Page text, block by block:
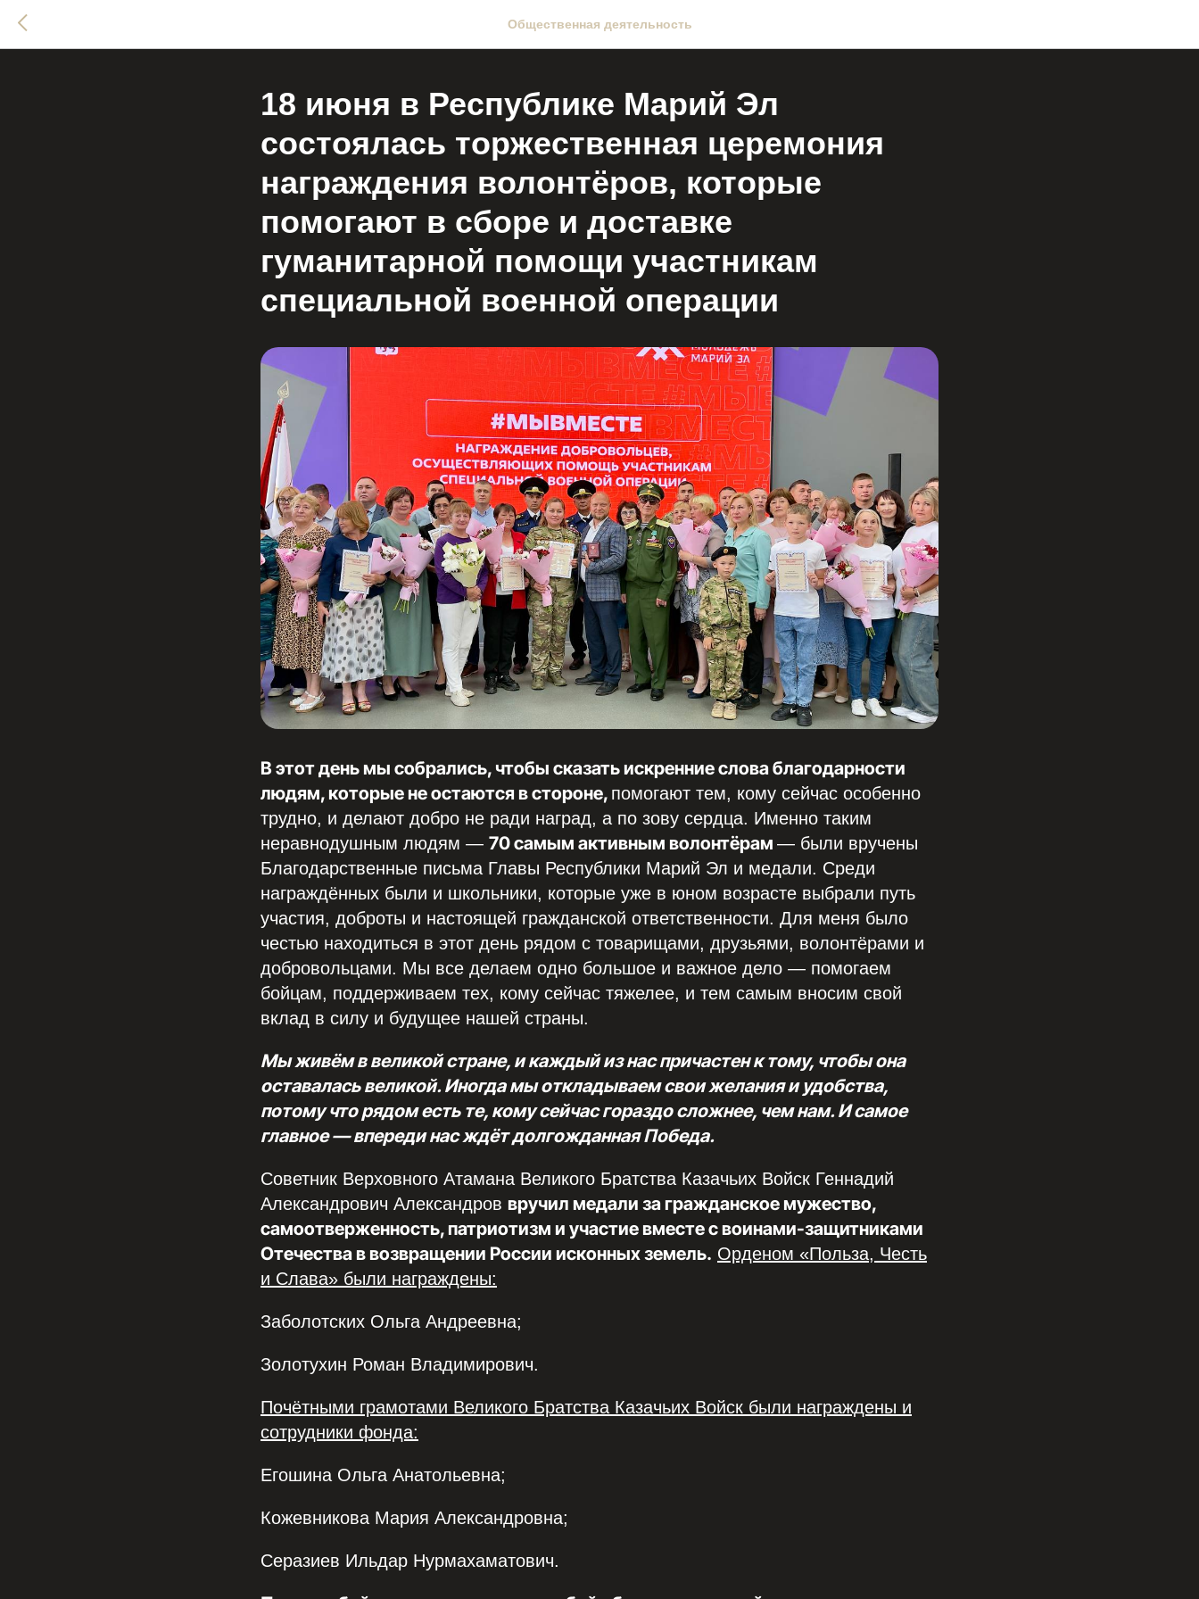
Общественная деятельность
18 июня в Республике Марий Эл
состоялась торжественная церемония
награждения волонтёров, которые
помогают в сборе и доставке
гуманитарной помощи участникам
специальной военной операции
В этот день мы собрались, чтобы сказать искренние слова благодарности
людям, которые не остаются в стороне, помогают тем, кому сейчас особенно
трудно, и делают добро не ради наград, а по зову сердца. Именно таким
неравнодушным людям — 70 самым активным волонтёрам — были вручены
Благодарственные письма Главы Республики Марий Эл и медали. Среди
награждённых были и школьники, которые уже в юном возрасте выбрали путь
участия, доброты и настоящей гражданской ответственности. Для меня было
честью находиться в этот день рядом с товарищами, друзьями, волонтёрами и
добровольцами. Мы все делаем одно большое и важное дело — помогаем
бойцам, поддерживаем тех, кому сейчас тяжелее, и тем самым вносим свой
вклад в силу и будущее нашей страны.
Мы живём в великой стране, и каждый из нас причастен к тому, чтобы она
оставалась великой. Иногда мы откладываем свои желания и удобства,
потому что рядом есть те, кому сейчас гораздо сложнее, чем нам. И самое
главное — впереди нас ждёт долгожданная Победа.
Советник Верховного Атамана Великого Братства Казачьих Войск Геннадий
Александрович Александров вручил медали за гражданское мужество,
самоотверженность, патриотизм и участие вместе с воинами-защитниками
Отечества в возвращении России исконных земель. Орденом «Польза, Честь
и Слава» были награждены:
️️️️️️Заболотских Ольга Андреевна; ️
️️️️️️Золотухин Роман Владимирович.
Почётными грамотами Великого Братства Казачьих Войск были награждены и
сотрудники фонда:
️️️️️️Егошина Ольга Анатольевна; ️
️️️️️️Кожевникова Мария Александровна; ️
️️️️️️Серазиев Ильдар Нурмахаматович.